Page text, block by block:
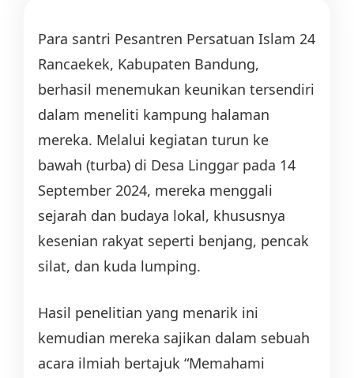
Para santri Pesantren Persatuan Islam 24
Rancaekek, Kabupaten Bandung,
berhasil menemukan keunikan tersendiri
dalam meneliti kampung halaman
mereka. Melalui kegiatan turun ke
bawah (turba) di Desa Linggar pada 14
September 2024, mereka menggali
sejarah dan budaya lokal, khususnya
kesenian rakyat seperti benjang, pencak
silat, dan kuda lumping.
Hasil penelitian yang menarik ini
kemudian mereka sajikan dalam sebuah
acara ilmiah bertajuk “Memahami